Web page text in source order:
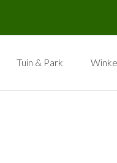
Tuin & Park